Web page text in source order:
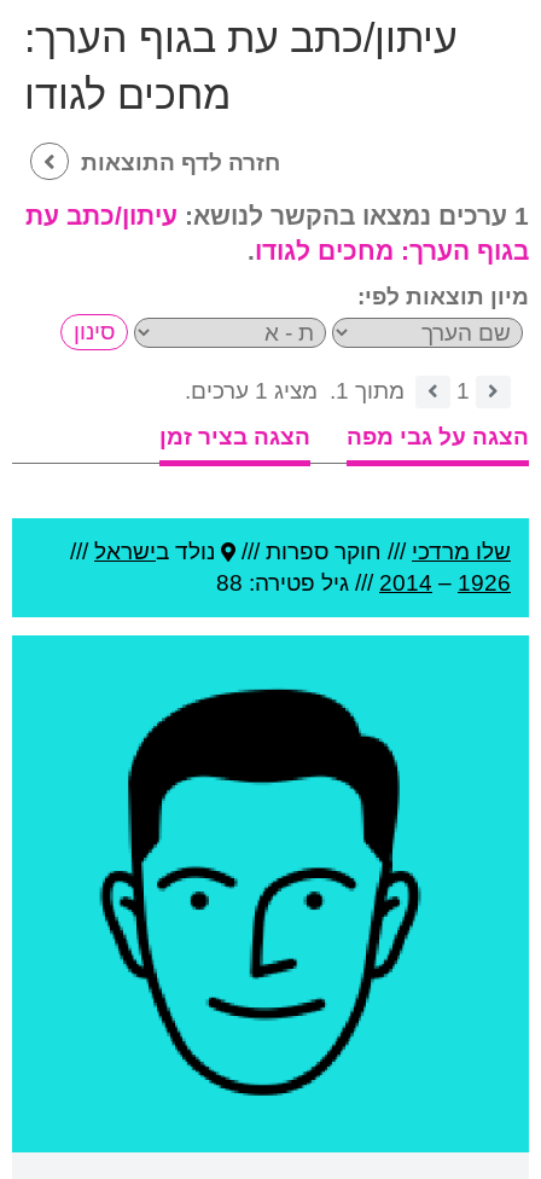
עיתון/כתב עת בגוף הערך:
מחכים לגודו
חזרה לדף התוצאות
1 ערכים נמצאו בהקשר לנושא:
עיתון/כתב עת
בגוף הערך: מחכים לגודו.
מיון תוצאות לפי:
1 מתוך 1.
מציג 1 ערכים.
הצגה על גבי מפה
הצגה בציר זמן
שלו מרדכי /// חוקר ספרות /// נולד בישראל///
1926
–
2014 /// גיל פטירה: 88